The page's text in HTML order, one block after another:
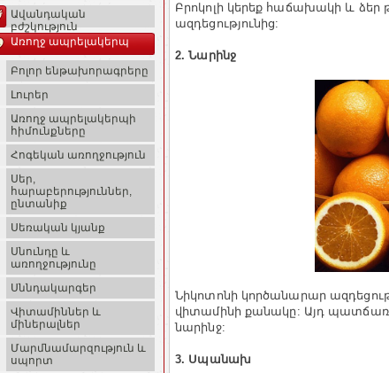
Ավանդական
բժշկություն
Առողջ ապրելակերպ
Բոլոր ենթախորագրերը
Լուրեր
Առողջ ապրելակերպի
հիմունքները
Հոգեկան առողջություն
Սեր,
հարաբերություններ,
ընտանիք
Սեռական կյանք
Սնունդը և
առողջությունը
Սննդակարգեր
Վիտամիններ և
միներալներ
Մարմնամարզություն և
սպորտ
Բրոկոլի կերեք հաճախակի և ձեր
ազդեցությունից:
2. Նարինջ
Նիկոտոնի կործանարար
վիտամինի քանակը: Այդ
նարինջ:
3. Սպանախ